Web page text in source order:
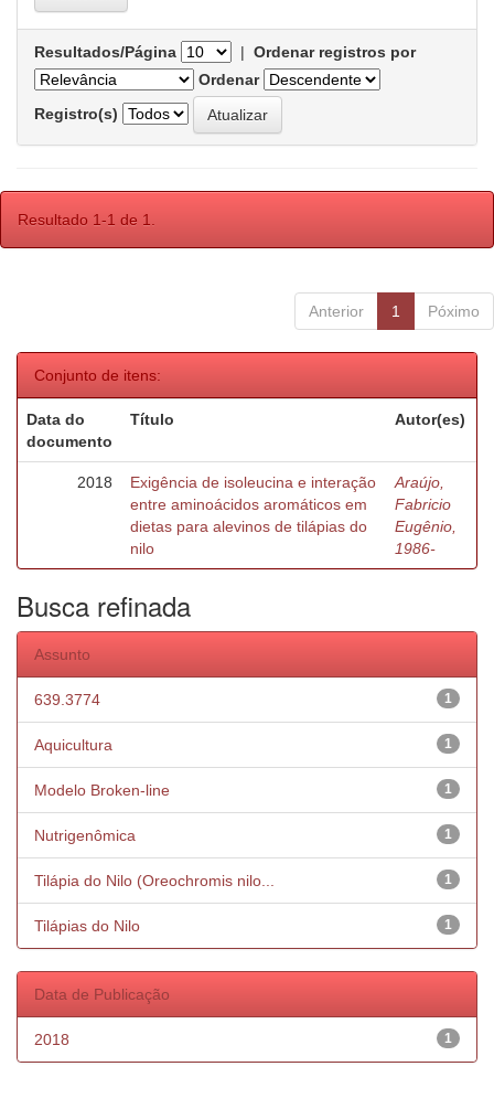
Resultados/Página | Ordenar registros por
Ordenar
Registro(s)
Resultado 1-1 de 1.
Anterior 1 Póximo
Conjunto de itens:
Data do
documento
Título Autor(es)
2018
Exigência de isoleucina e interação
entre aminoácidos aromáticos em
dietas para alevinos de tilápias do
nilo
Araújo,
Fabricio
Eugênio,
1986-
Busca refinada
Assunto
1
639.3774
1
Aquicultura
1
Modelo Broken-line
1
Nutrigenômica
1
Tilápia do Nilo (Oreochromis nilo...
1
Tilápias do Nilo
Data de Publicação
1
2018